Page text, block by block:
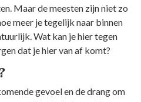
Maar de meesten zijn niet zo
meer je tegelijk naar binnen
Wat kan je hier tegen
dat je hier van af komt?
gevoel en de drang om